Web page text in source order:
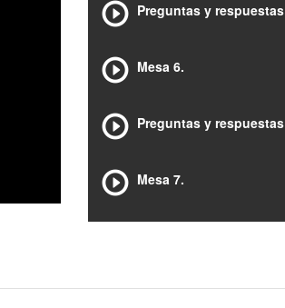
Preguntas y respuestas
Mesa 6.
Preguntas y respuestas
Mesa 7.